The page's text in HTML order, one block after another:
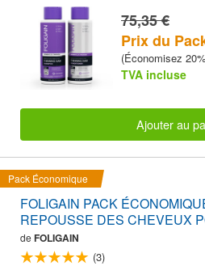
75,35 €
Prix du
(Économisez
TVA incluse
Ajouter au
Pack Économique
FOLIGAIN PACK
REPOUSSE DES CHEVEUX
de FOLIGAIN
(3)